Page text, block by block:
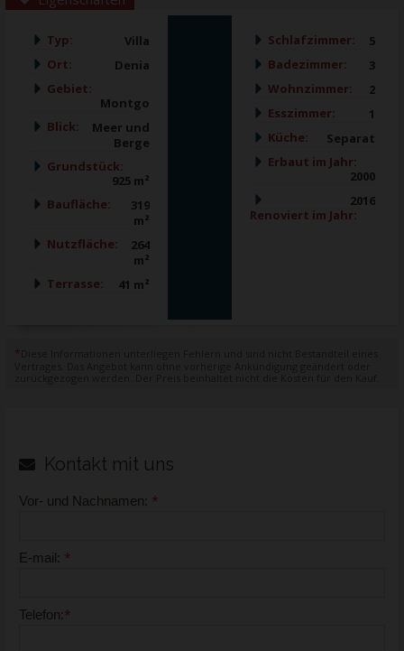
Typ:
Villa
Ort:
Denia
Gebiet:
Montgo
Blick:
Meer und
Berge
Grundstück:
925 m²
Baufläche:
319
m²
Nutzfläche:
264
m²
Terrasse:
41 m²
Schlafzimmer:
5
Badezimmer:
3
Wohnzimmer:
2
Esszimmer:
1
Küche:
Separat
Erbaut im Jahr:
2000
Renoviert im Jahr:
2016
*
Kontakt mit uns
Vor- und Nachnamen: *
E-mail: *
Telefon:*